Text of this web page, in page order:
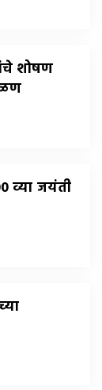
शोषण
व्या जयंती